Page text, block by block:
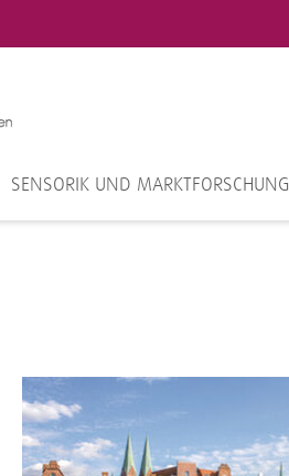
SENSORIK UND MARKTFORSCHUNG